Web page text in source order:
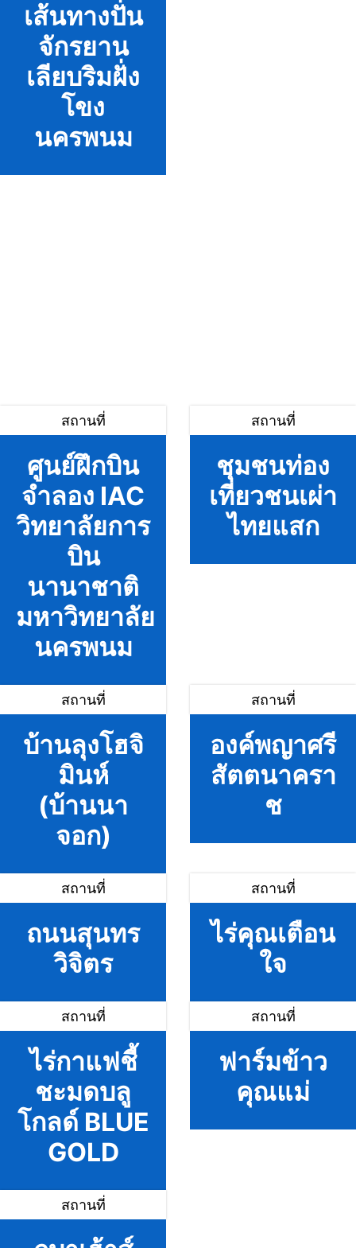
เส้นทางปั่น
จักรยาน
เลียบริมฝั่ง
โขง
นครพนม
สถานที่
ศูนย์ฝึกบิน
จำลอง IAC
วิทยาลัยการ
บิน
นานาชาติ
มหาวิทยาลัย
นครพนม
สถานที่
ชุมชนท่อง
เที่ยวชนเผ่า
ไทยแสก
สถานที่
บ้านลุงโฮจิ
มินห์
(บ้านนา
จอก)
สถานที่
องค์พญาศรี
สัตตนาครา
ช
สถานที่
ถนนสุนทร
วิจิตร
สถานที่
ไร่คุณเตือน
ใจ
สถานที่
ไร่กาแฟชี้
ชะมดบลู
โกลด์ BLUE
GOLD
สถานที่
ฟาร์มข้าว
คุณแม่
สถานที่